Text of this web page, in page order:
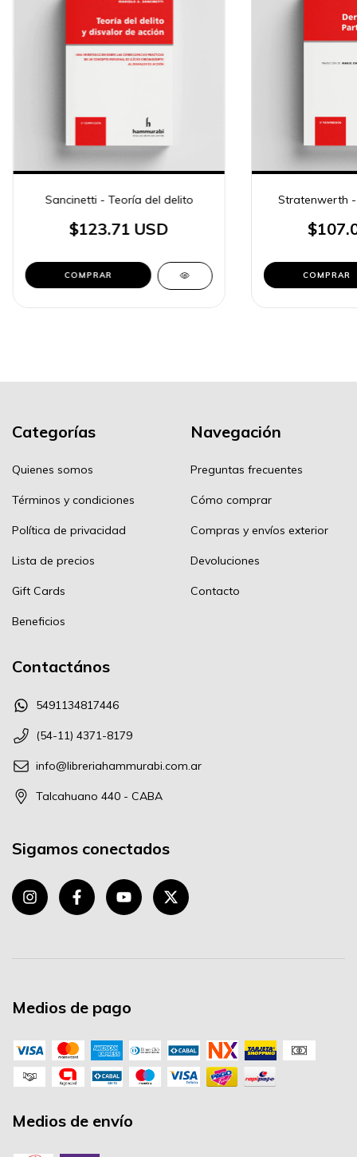
Sancinetti - Teoría del delito
$123.71 USD
COMPRAR
Stratenwerth
COMPRAR
Categorías
Quienes somos
Términos y condiciones
Política de privacidad
Lista de precios
Gift Cards
Beneficios
Navegación
Preguntas frecuentes
Cómo comprar
Compras y envíos exterior
Devoluciones
Contacto
Contactános
5491134817446
(54-11) 4371-8179
info@libreriahammurabi.com.ar
Talcahuano 440 - CABA
Sigamos conectados
Medios de pago
Medios de envío